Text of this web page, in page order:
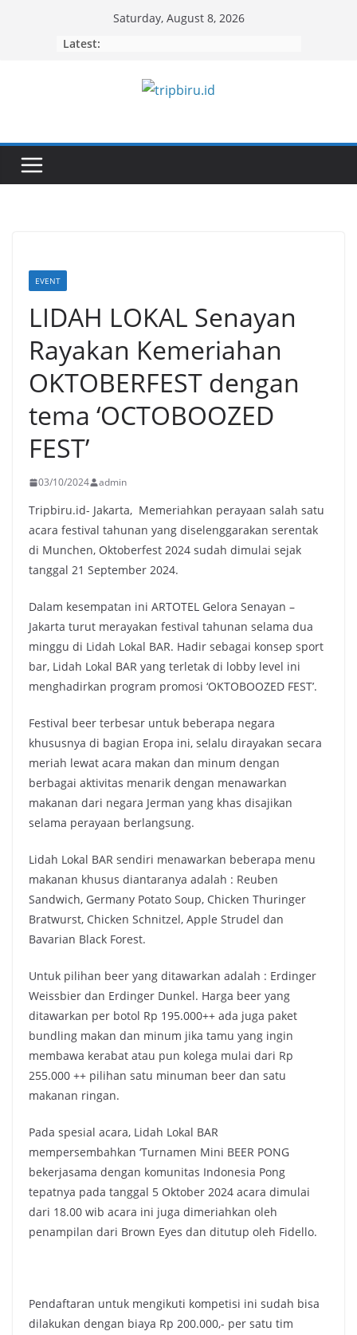
Saturday, August 8, 2026
Latest:
EVENT
LIDAH LOKAL Senayan
Rayakan Kemeriahan
OKTOBERFEST dengan
tema ‘OCTOBOOZED
FEST’
03/10/2024 admin
Tripbiru.id- Jakarta, Memeriahkan perayaan salah satu
acara festival tahunan yang diselenggarakan serentak
di Munchen, Oktoberfest 2024 sudah dimulai sejak
tanggal 21 September 2024.
Dalam kesempatan ini ARTOTEL Gelora Senayan –
Jakarta turut merayakan festival tahunan selama dua
minggu di Lidah Lokal BAR. Hadir sebagai konsep sport
bar, Lidah Lokal BAR yang terletak di lobby level ini
menghadirkan program promosi ‘OKTOBOOZED FEST’.
Festival beer terbesar untuk beberapa negara
khususnya di bagian Eropa ini, selalu dirayakan secara
meriah lewat acara makan dan minum dengan
berbagai aktivitas menarik dengan menawarkan
makanan dari negara Jerman yang khas disajikan
selama perayaan berlangsung.
Lidah Lokal BAR sendiri menawarkan beberapa menu
makanan khusus diantaranya adalah : Reuben
Sandwich, Germany Potato Soup, Chicken Thuringer
Bratwurst, Chicken Schnitzel, Apple Strudel dan
Bavarian Black Forest.
Untuk pilihan beer yang ditawarkan adalah : Erdinger
Weissbier dan Erdinger Dunkel. Harga beer yang
ditawarkan per botol Rp 195.000++ ada juga paket
bundling makan dan minum jika tamu yang ingin
membawa kerabat atau pun kolega mulai dari Rp
255.000 ++ pilihan satu minuman beer dan satu
makanan ringan.
Pada spesial acara, Lidah Lokal BAR
mempersembahkan ‘Turnamen Mini BEER PONG
bekerjasama dengan komunitas Indonesia Pong
tepatnya pada tanggal 5 Oktober 2024 acara dimulai
dari 18.00 wib acara ini juga dimeriahkan oleh
penampilan dari Brown Eyes dan ditutup oleh Fidello.
Pendaftaran untuk mengikuti kompetisi ini sudah bisa
dilakukan dengan biaya Rp 200.000,- per satu tim